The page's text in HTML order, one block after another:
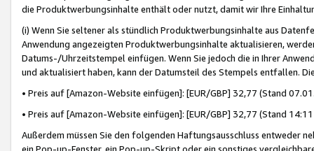
die Produktwerbungsinhalte enthält oder nutzt, damit wir Ihre
(i) Wenn Sie seltener als stündlich Produktwerbungsinhalte aus
Anwendung angezeigten Produktwerbungsinhalte aktualisieren,
Datums-/Uhrzeitstempel einfügen. Wenn Sie jedoch die in Ihrer
und aktualisiert haben, kann der Datumsteil des Stempels entfallen.
• Preis auf [Amazon-Website einfügen]: [EUR/GBP] 32,77 (Stand
• Preis auf [Amazon-Website einfügen]: [EUR/GBP] 32,77 (Stand
Außerdem müssen Sie den folgenden Haftungsausschluss entweder
ein Pop-up-Fenster, ein Pop-up-Skript oder ein sonstiges